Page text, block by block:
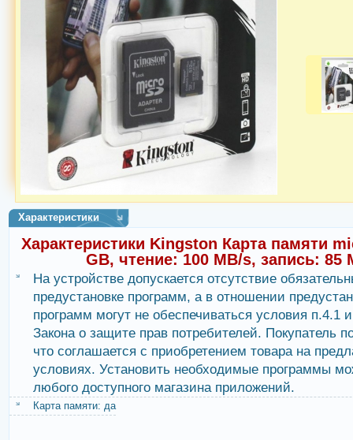
Характеристики
Характеристики Kingston Карта памяти
GB, чтение: 100 MB/s, запись: 85
На устройстве допускается отсутствие
предустановке программ, а в отношении
программ могут не обеспечиваться условия п.4.1
Закона о защите прав потребителей. Покупатель
что соглашается с приобретением товара на
условиях. Установить необходимые программы
любого доступного магазина приложений.
Карта памяти: да